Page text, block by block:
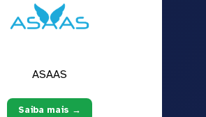
ASAAS
Saiba mais →